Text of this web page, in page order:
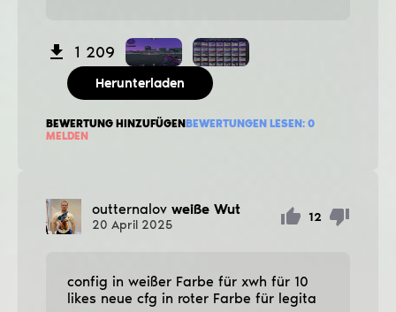
1 209
Herunterladen
BEWERTUNG HINZUFÜGENBEWERTUNGEN LESEN: 0
MELDEN
outternalov weiße Wut
20 April 2025
12
config in weißer Farbe für xwh für 10
likes neue cfg in roter Farbe für legita